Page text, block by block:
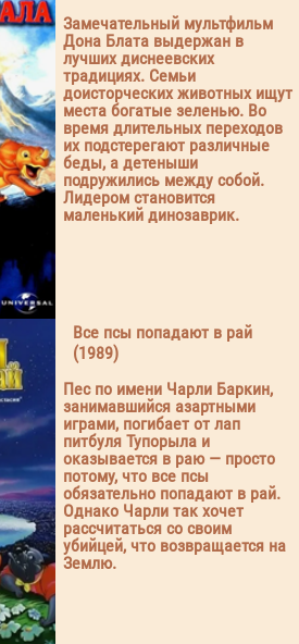
Замечательный мультфильм
Дона Блата выдержан в
лучших диснеевских
традициях. Семьи
доисторческих животных ищут
места богатые зеленью. Во
время длительных переходов
их подстерегают различные
беды, а детеныши
подружились между собой.
Лидером становится
маленький динозаврик.
Все псы попадают в рай
(1989)
Пес по имени Чарли Баркин,
занимавшийся азартными
играми, погибает от лап
питбуля Тупорыла и
оказывается в раю — просто
потому, что все псы
обязательно попадают в рай.
Однако Чарли так хочет
рассчитаться со своим
убийцей, что возвращается на
Землю.